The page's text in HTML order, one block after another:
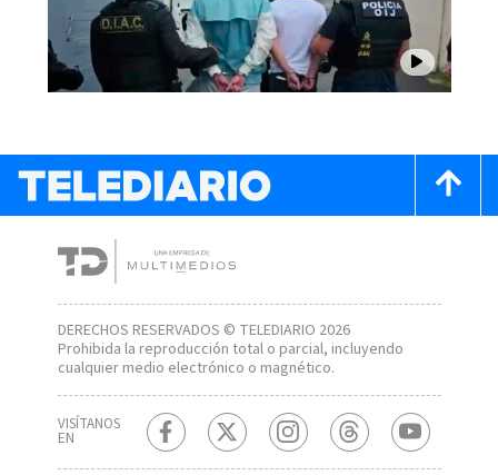
DERECHOS RESERVADOS © TELEDIARIO 2026
Prohibida la reproducción total o parcial, incluyendo
cualquier medio electrónico o magnético.
VISÍTANOS
EN